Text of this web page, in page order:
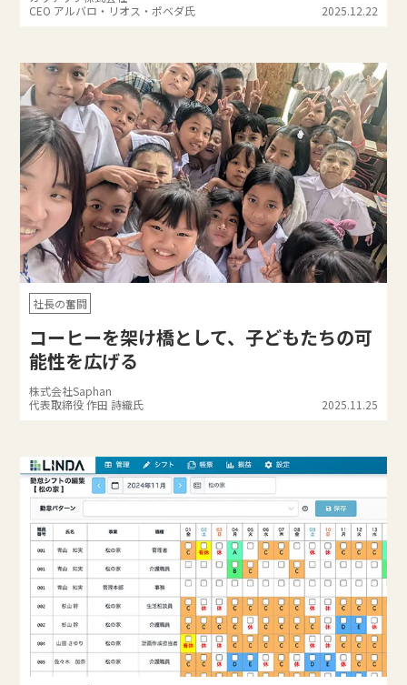
CEO アルバロ・リオス・ポベダ氏
2025.12.22
社長の奮闘
コーヒーを架け橋として、子どもたちの可
能性を広げる
株式会社Saphan
代表取締役 作田 詩織氏
2025.11.25